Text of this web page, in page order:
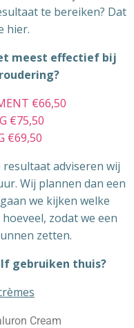
te bereiken? Dat
hier.
meest effectief bij
€66,50
€75,50
€69,50
adviseren wij
Wij plannen dan een
we kijken welke
zodat we een
zetten.
gebruiken thuis?
Cream